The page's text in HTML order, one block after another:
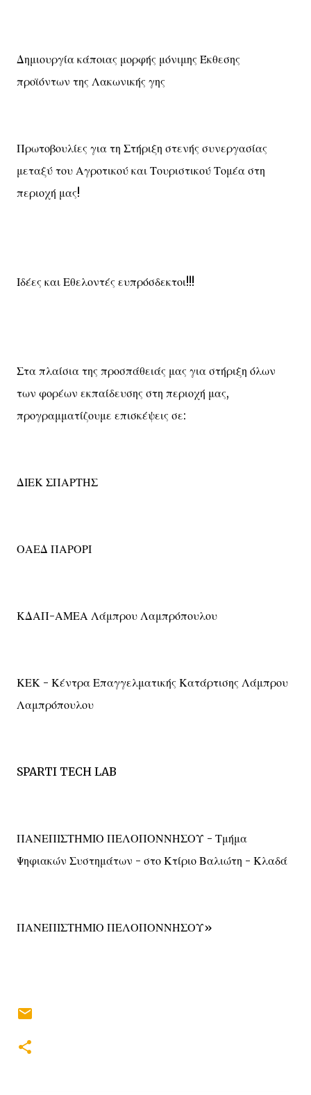
Δημιουργία κάποιας μορφής μόνιμης Έκθεσης
προϊόντων της Λακωνικής γης
Πρωτοβουλίες για τη Στήριξη στενής συνεργασίας
μεταξύ του Αγροτικού και Τουριστικού Τομέα στη
περιοχή μας!
Ιδέες και Εθελοντές ευπρόσδεκτοι!!!
Στα πλαίσια της προσπάθειάς μας για στήριξη όλων
των φορέων εκπαίδευσης στη περιοχή μας,
προγραμματίζουμε επισκέψεις σε:
ΔΙΕΚ ΣΠΑΡΤΗΣ
ΟΑΕΔ ΠΑΡΟΡΙ
ΚΔΑΠ-ΑΜΕΑ Λάμπρου Λαμπρόπουλου
ΚΕΚ - Κέντρα Επαγγελματικής Κατάρτισης Λάμπρου
Λαμπρόπουλου
SPARTI TECH LAB
ΠΑΝΕΠΙΣΤΗΜΙΟ ΠΕΛΟΠΟΝΝΗΣΟΥ - Τμήμα
Ψηφιακών Συστημάτων - στο Κτίριο Βαλιώτη - Κλαδά
ΠΑΝΕΠΙΣΤΗΜΙΟ ΠΕΛΟΠΟΝΝΗΣΟΥ»